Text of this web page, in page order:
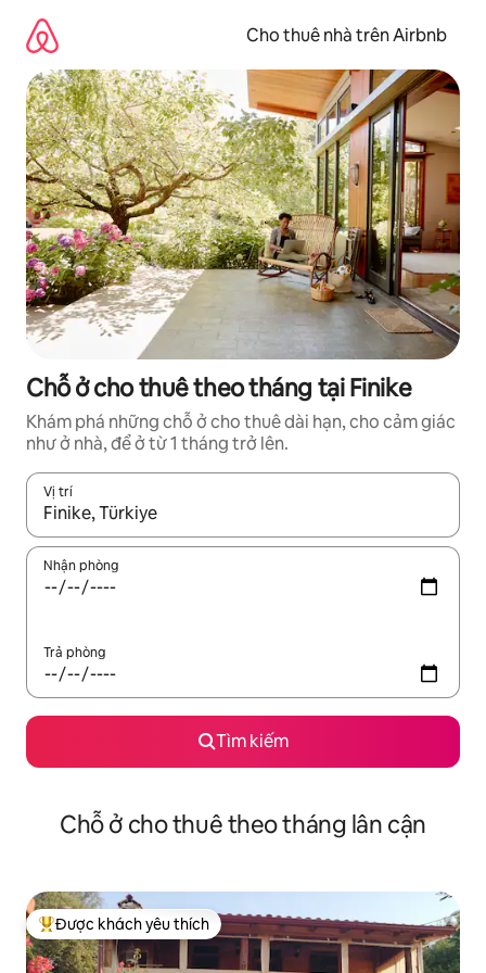
dung
Cho thuê nhà trên Airbnb
Chỗ ở cho thuê theo tháng tại Finike
Khám phá những chỗ ở cho thuê dài hạn, cho cảm giác
như ở nhà, để ở từ 1 tháng trở lên.
Vị trí
Khi có kết quả, hãy điều hướng bằng phím mũi tên lên và
Nhận phòng
Trả phòng
Tìm kiếm
Chỗ ở cho thuê theo tháng lân cận
Được khách yêu thích nhất
Được khách yêu thích